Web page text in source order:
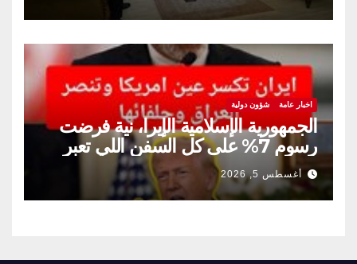
اخبار عامة شؤون دولية
الجمهورية الإسلامية الإيرا، نية فرضت
رسوم 7% على كل السفن اللي تعبر
مضيق هرمز
أغسطس 5, 2026